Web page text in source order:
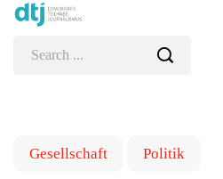
Gesellschaft Politik